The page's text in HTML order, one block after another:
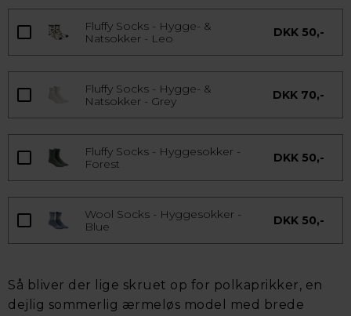
Fluffy Socks - Hygge- &
Natsokker - Leo
DKK 50,-
Fluffy Socks - Hygge- &
Natsokker - Grey
DKK 70,-
Fluffy Socks - Hyggesokker -
Forest
DKK 50,-
Wool Socks - Hyggesokker -
Blue
DKK 50,-
Så bliver der lige skruet op for polkaprikker, en
dejlig sommerlig ærmeløs model med brede